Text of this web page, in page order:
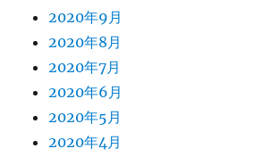
2020年9月
2020年8月
2020年7月
2020年6月
2020年5月
2020年4月